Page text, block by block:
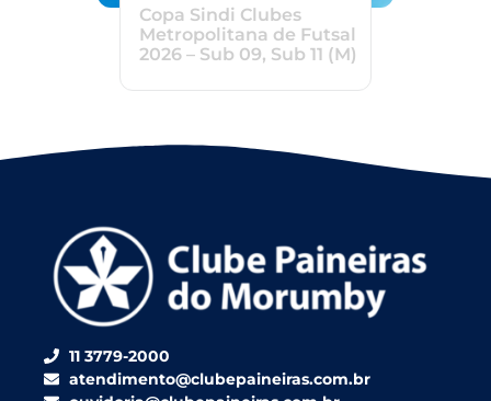
Copa Sindi Clubes
Metropolitana de Futsal
2026 – Sub 09, Sub 11 (M)
11 3779-2000
atendimento@clubepaineiras.com.br